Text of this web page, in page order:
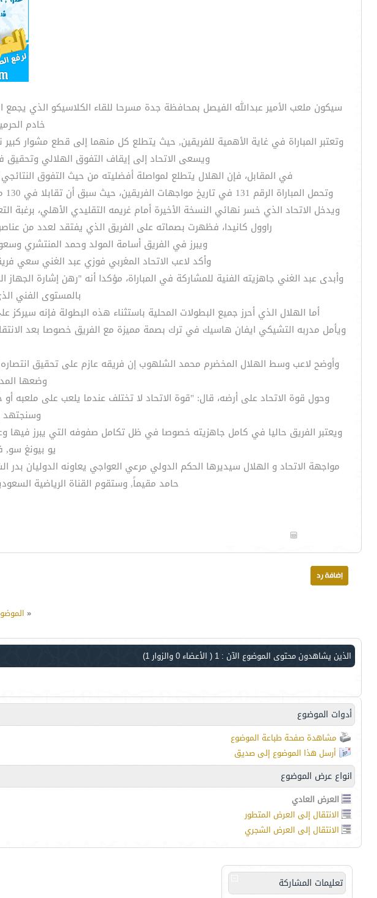
سيكون ملعب الأمير عبدالله الفيصل بمحافظة جدة مسرحا للقاء الكلاسيكو الذي
خادم
وتعتبر المباراة في غاية الأهمية للفريقين, حيث يتطلع كل منهما إلى قطع مشوار
ويسعى الاتحاد إلى إيقاف التفوق الهلالي
في المقابل، فإن الهلال يتطلع لمواصلة أفضليته من حيث التفوق
وتحمل المباراة الرقم 131 في تاريخ مواجهات الفريقين، حيث سبق أن تقابلا في 130 مباراة ففاز الهلال في 53 مباراة والاتحاد في 42 مباراة، بينما كان التعادل سيد الموقف في 35 مباراة.
ويدخل الاتحاد الذي خسر نهائي النسخة الأخيرة أمام غريمه التقليدي الأهلي،
راوول كانيدا، فظهرت بصماته على الفريق الذي يفتقد لعدد من
ويبرز في الفريق أسامة المولد وحمد المنتشري
وأكد لاعب الاتحاد المغربي فوزي عبد الغني سعي
وأبدى عبد الغني جاهزيته الفنية للمشاركة في المباراة، مؤكدا أنه "رهن إشارة
بالمستوى الفني
أما الهلال الذي أحرز جميع البطولات المحلية باستثناء هذه البطولة فإنه
ويأمل مدربه التشيكي ايفان هاسيك في ترك بصمة مميزة مع الفريق خصوصا بعد
وأوضح لاعب وسط الهلال المخضرم محمد الشلهوب إن فريقه عازم على تحقيق انتصاره
وضعها
وحول قوة الاتحاد على أرضه، قال: "قوة الاتحاد لا تختلف عندما يلعب على ملعبه
وسنجتهد
ويعتبر الفريق حاليا في كامل جاهزيته خصوصا في ظل تكامل صفوفه التي يبرز فيها
يو بيونغ
مواجهة الاتحاد و الهلال سيديرها الحكم الدولي مرعي العواجي يعاونه الدوليان
حامد مقيماً, وستقوم القناة الرياضية السعودية
«
الذين يشاهدون محتوى الموضوع الآن : 1 ( الأعضاء 0 والزوار 1)
أدوات الموضوع
مشاهدة صفحة طباعة الموضوع
أرسل هذا الموضوع إلى صديق
انواع عرض الموضوع
العرض العادي
الانتقال إلى العرض المتطور
الانتقال إلى العرض الشجري
تعليمات المشاركة